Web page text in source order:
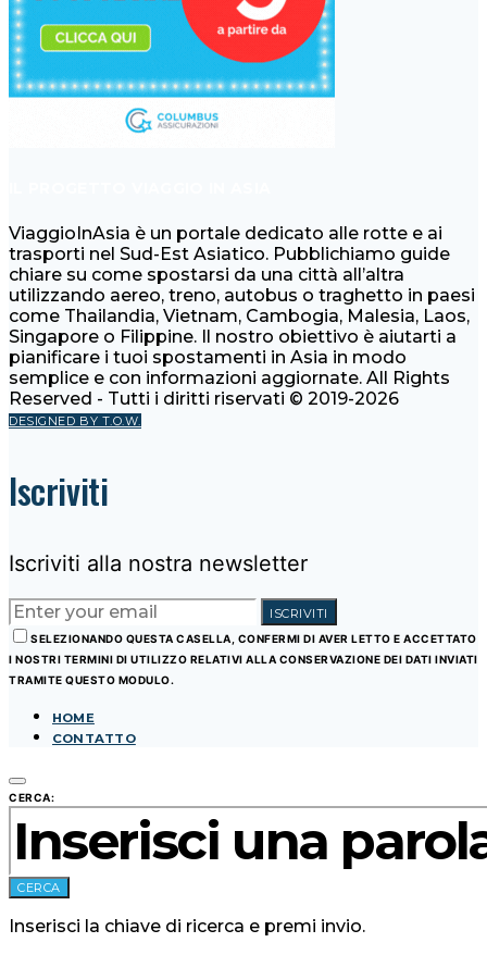
ViaggioInAsia è un portale dedicato alle rotte e ai
trasporti nel Sud-Est Asiatico. Pubblichiamo guide
chiare su come spostarsi da una città all’altra
utilizzando aereo, treno, autobus o traghetto in paesi
come Thailandia, Vietnam, Cambogia, Malesia, Laos,
Singapore o Filippine. Il nostro obiettivo è aiutarti a
pianificare i tuoi spostamenti in Asia in modo
semplice e con informazioni aggiornate. All Rights
Reserved - Tutti i diritti riservati © 2019-2026
DESIGNED BY T.O.W.
Iscriviti
Iscriviti alla nostra newsletter
ISCRIVITI
SELEZIONANDO QUESTA CASELLA, CONFERMI DI AVER LETTO E ACCETTATO
I NOSTRI TERMINI DI UTILIZZO RELATIVI ALLA CONSERVAZIONE DEI DATI INVIATI
TRAMITE QUESTO MODULO.
HOME
CONTATTO
CERCA:
CERCA
Inserisci la chiave di ricerca e premi invio.